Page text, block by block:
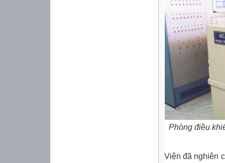
Phòng điều
Viện đã nghiên